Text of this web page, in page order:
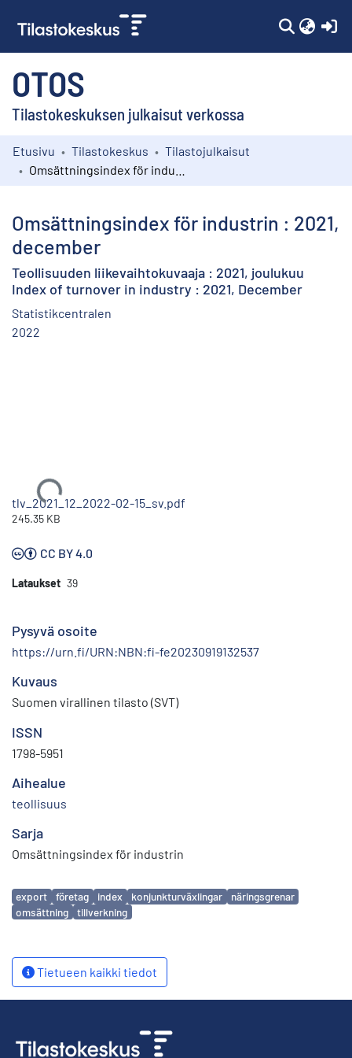
OTOS
Tilastokeskuksen julkaisut verkossa
Kokoelmat
Etusivu Tilastokeskus
Tilastojulkaisut
Omsättningsindex för industrin : 2021,
december
Teollisuuden liikevaihtokuvaaja : 2021, joulukuu
Index of turnover in industry : 2021, December
Statistikcentralen
2022
Ladataan...
tlv_2021_12_2022-02-15_sv.pdf
245.35 KB
CC BY 4.0
Lataukset 39
Pysyvä osoite
https://urn.fi/URN:NBN:fi-fe20230919132537
Kuvaus
Suomen virallinen tilasto (SVT)
ISSN
1798-5951
Aihealue
teollisuus
Sarja
Omsättningsindex för industrin
Avainsanat
export företag index konjunkturväxlingar
näringsgrenar
omsättning
tillverkning
Tietueen kaikki tiedot